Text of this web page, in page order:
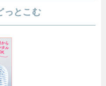
っとこむ